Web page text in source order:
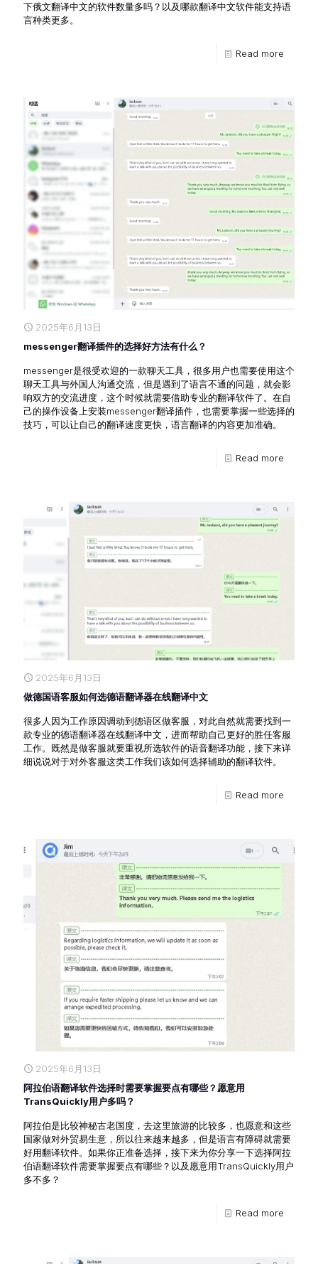
下俄文翻译中文的软件数量多吗？以及哪款翻译中文软件能支持语
言种类更多。
Read more
2025年6月13日
messenger翻译插件的选择好方法有什么？
messenger是很受欢迎的一款聊天工具，很多用户也需要使用这个
聊天工具与外国人沟通交流，但是遇到了语言不通的问题，就会影
响双方的交流进度，这个时候就需要借助专业的翻译软件了。在自
己的操作设备上安装messenger翻译插件，也需要掌握一些选择的
技巧，可以让自己的翻译速度更快，语言翻译的内容更加准确。
Read more
2025年6月13日
做德国语客服如何选德语翻译器在线翻译中文
很多人因为工作原因调动到德语区做客服，对此自然就需要找到一
款专业的德语翻译器在线翻译中文，进而帮助自己更好的胜任客服
工作。既然是做客服就要重视所选软件的语音翻译功能，接下来详
细说说对于对外客服这类工作我们该如何选择辅助的翻译软件。
Read more
2025年6月13日
阿拉伯语翻译软件选择时需要掌握要点有哪些？愿意用
TransQuickly用户多吗？
阿拉伯是比较神秘古老国度，去这里旅游的比较多，也愿意和这些
国家做对外贸易生意，所以往来越来越多，但是语言有障碍就需要
好用翻译软件。如果你正准备选择，接下来为你分享一下选择阿拉
伯语翻译软件需要掌握要点有哪些？以及愿意用TransQuickly用户
多不多？
Read more